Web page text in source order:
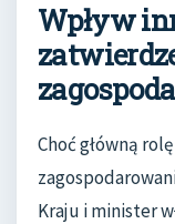
Wpływ
Choć główną
Kraju i minister